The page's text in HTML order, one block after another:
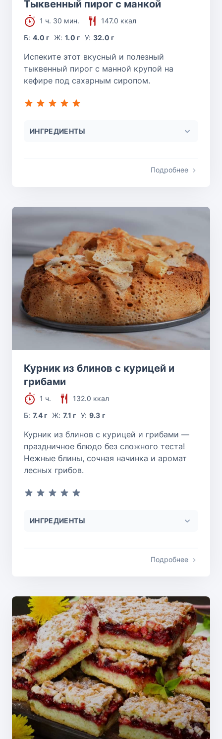
Тыквенный пирог с манкой
1 ч. 30 мин.
147.0 ккал
Б:4.0 г Ж: 1.0 г У: 32.0 г
Испеките этот вкусный и полезный
тыквенный пирог с манной крупой на
кефире под сахарным сиропом.
ИНГРЕДИЕНТЫ
Подробнее
Курник из блинов с курицей и
грибами
1 ч.
132.0 ккал
Б:7.4 г Ж: 7.1 г У: 9.3 г
Курник из блинов с курицей и грибами —
праздничное блюдо без сложного теста!
Нежные блины, сочная начинка и аромат
лесных грибов.
ИНГРЕДИЕНТЫ
Подробнее